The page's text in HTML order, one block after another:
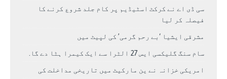
سی ڈی اے نے کرکٹ اسٹیڈیم پر کام جلد شروع کرنے کا
فیصلہ کر لیا
مشرقی ایشیا ‘بے رحم گرمی’ کی لپیٹ میں
سام سنگ گلیکسی ایس 27 الٹرا سے ایک کیمرا ہٹا دے گا.
امریکی خزانہ نے ین مارکیٹ میں تاریخی مداخلت کی